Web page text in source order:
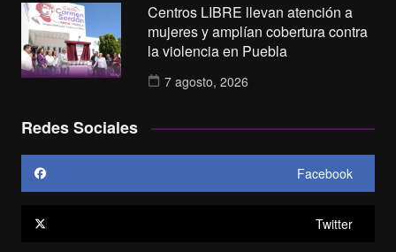
Centros LIBRE llevan atención a
mujeres y amplían cobertura contra
la violencia en Puebla
7 agosto, 2026
Redes Sociales
Facebook
Twitter